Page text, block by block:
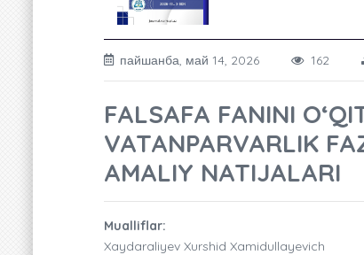
пайшанба, май 14, 2026 162
FALSAFA FANINI
VATANPARVARLIK
AMALIY NATIJALARI
Mualliflar:
Xaydaraliyev Xurshid Xamidullayevich